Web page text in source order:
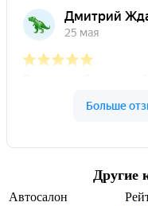
Другие
Автосалон